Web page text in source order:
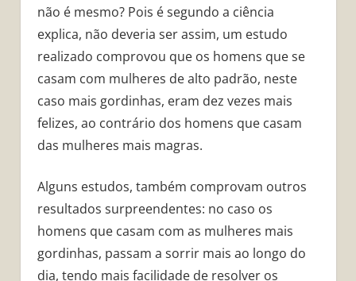
não é mesmo? Pois é segundo a ciência
explica, não deveria ser assim, um estudo
realizado comprovou que os homens que se
casam com mulheres de alto padrão, neste
caso mais gordinhas, eram dez vezes mais
felizes, ao contrário dos homens que casam
das mulheres mais magras.
Alguns estudos, também comprovam outros
resultados surpreendentes: no caso os
homens que casam com as mulheres mais
gordinhas, passam a sorrir mais ao longo do
dia, tendo mais facilidade de resolver os